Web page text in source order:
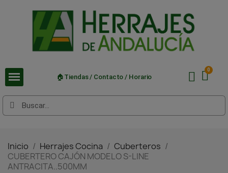
🏠Tiendas / Contacto / Horario
Inicio Herrajes Cocina
Cuberteros
CUBERTERO CAJÓN MODELO S-LINE
ANTRACITA..500MM